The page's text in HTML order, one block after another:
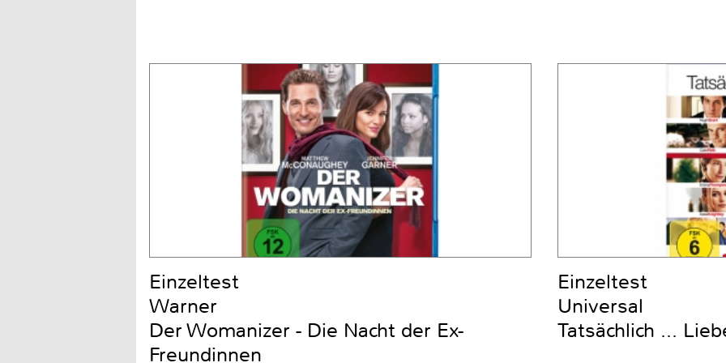
Einzeltest
Warner
Der Womanizer - Die Nacht der Ex-
Freundinnen
Einzeltest
Universal
Tatsächlich ...